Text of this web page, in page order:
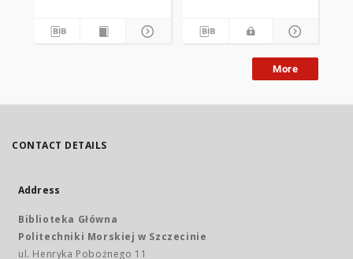
More
CONTACT DETAILS
Address
Biblioteka Główna
Politechniki Morskiej w Szczecinie
ul. Henryka Pobożnego 11